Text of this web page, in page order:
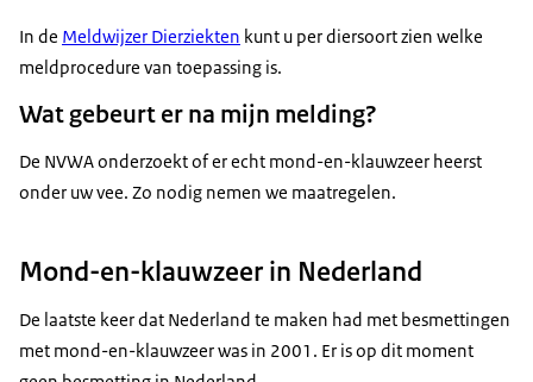
In de Meldwijzer Dierziekten kunt u per diersoort zien welke
meldprocedure van toepassing is.
Wat gebeurt er na mijn melding?
De NVWA onderzoekt of er echt mond-en-klauwzeer heerst
onder uw vee. Zo nodig nemen we maatregelen.
Mond-en-klauwzeer in Nederland
De laatste keer dat Nederland te maken had met besmettingen
met mond-en-klauwzeer was in 2001. Er is op dit moment